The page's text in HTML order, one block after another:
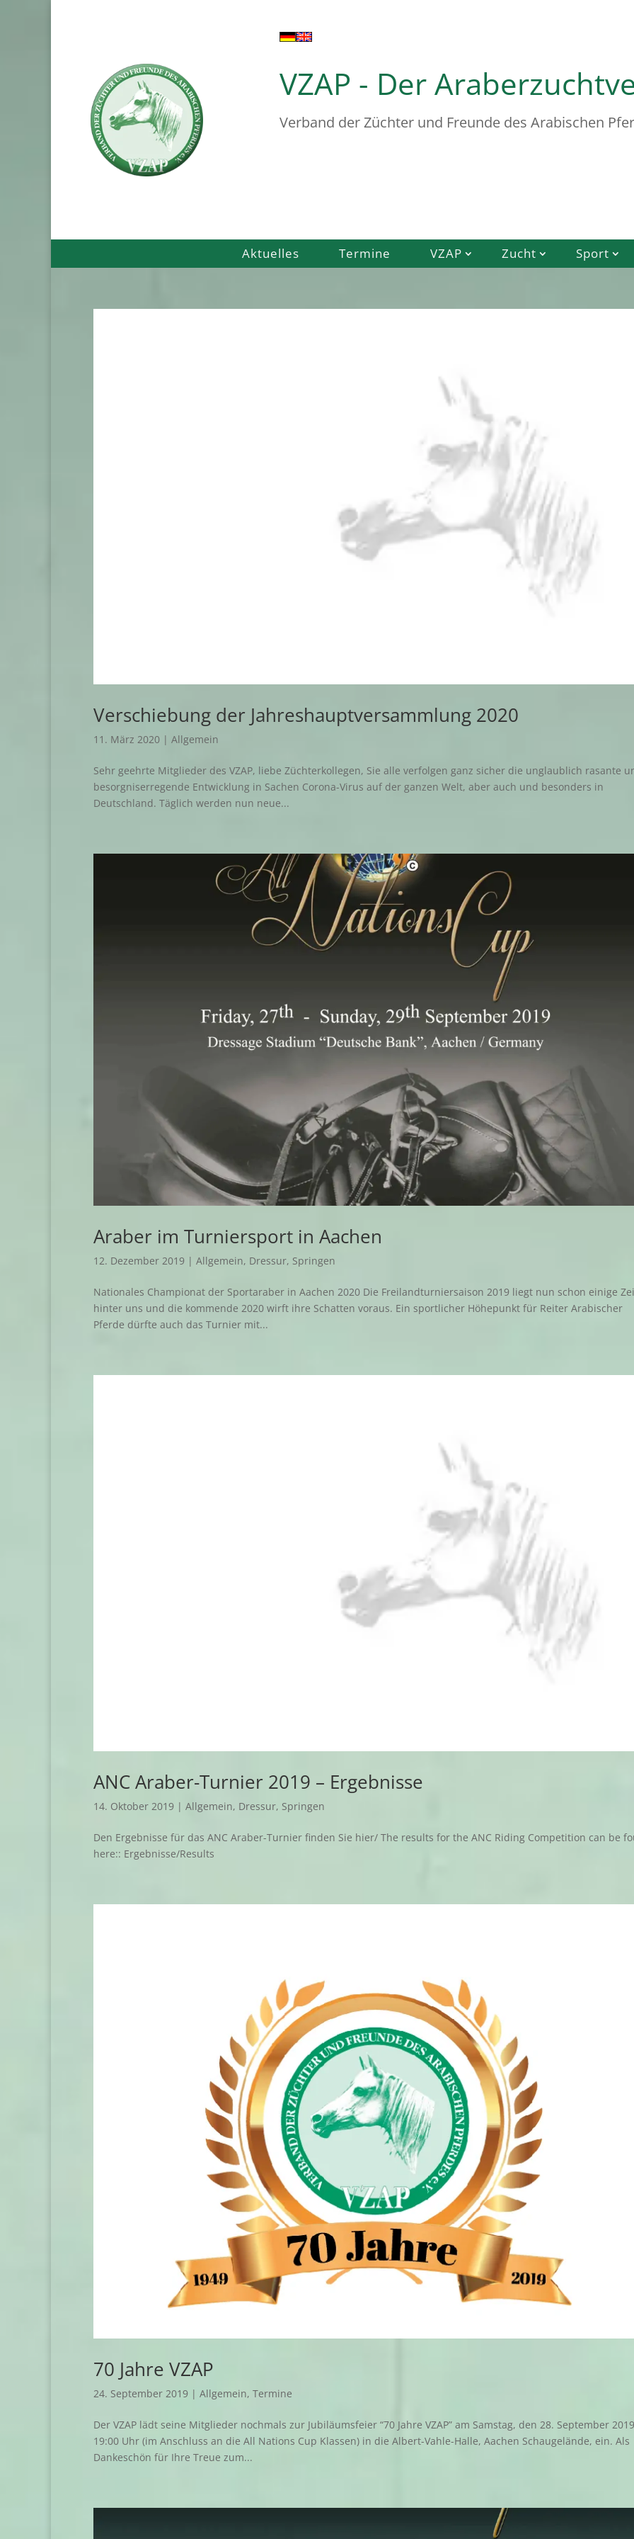
VZAP - Der
Verband der Züchter und Freunde des Arabischen
Aktuelles Termine VZAP Zucht Sport
Verschiebung der Jahreshauptversammlung 2020
11. März 2020 | Allgemein
Sehr geehrte Mitglieder des VZAP, liebe Züchterkollegen, Sie alle verfolgen ganz sicher die unglaublich rasante
besorgniserregende Entwicklung in Sachen Corona-Virus auf der ganzen Welt, aber auch und besonders in
Deutschland. Täglich werden nun neue...
Araber im Turniersport in Aachen
12. Dezember 2019 | Allgemein, Dressur, Springen
Nationales Championat der Sportaraber in Aachen 2020 Die Freilandturniersaison 2019 liegt nun schon einige
hinter uns und die kommende 2020 wirft ihre Schatten voraus. Ein sportlicher Höhepunkt für Reiter Arabischer
Pferde dürfte auch das Turnier mit...
ANC Araber-Turnier 2019 – Ergebnisse
14. Oktober 2019 | Allgemein, Dressur, Springen
Den Ergebnisse für das ANC Araber-Turnier finden Sie hier/ The results for the ANC Riding Competition can be
here:: Ergebnisse/Results
70 Jahre VZAP
24. September 2019 | Allgemein, Termine
Der VZAP lädt seine Mitglieder nochmals zur Jubiläumsfeier “70 Jahre VZAP” am Samstag, den 28. September
19:00 Uhr (im Anschluss an die All Nations Cup Klassen) in die Albert-Vahle-Halle, Aachen Schaugelände, ein. Als
Dankeschön für Ihre Treue zum...